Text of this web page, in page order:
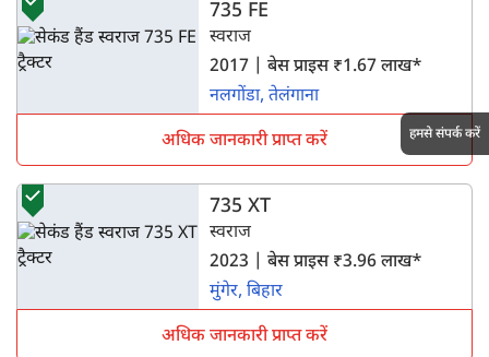
735 FE
स्वराज
2017 | बेस प्राइस ₹1.67 लाख*
नलगोंडा, तेलंगाना
अधिक जानकारी प्राप्त करें
735 XT
स्वराज
2023 | बेस प्राइस ₹3.96 लाख*
मुंगेर, बिहार
अधिक जानकारी प्राप्त करें
हमसे संपर्क करें